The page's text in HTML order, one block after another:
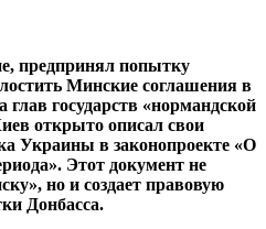
предпринял попытку
Минские соглашения в
государств «нормандской
открыто описал свои
Украины в законопроекте «О
Этот документ не
но и создает правовую
Донбасса.